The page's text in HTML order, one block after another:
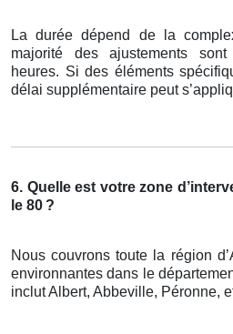
La durée dépend de la
majorité des ajustements
heures. Si des éléments
délai supplémentaire peut
6. Quelle est votre zone
le 80 ?
Nous couvrons toute la région
environnantes dans le
inclut Albert, Abbeville, Péronne,